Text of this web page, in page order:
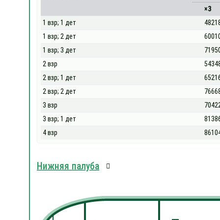
×3
1 взр; 1 дет
1 взр; 2 дет
1 взр; 3 дет
2 взр
2 взр; 1 дет
2 взр; 2 дет
3 взр
3 взр; 1 дет
4 взр
Нижняя палуба